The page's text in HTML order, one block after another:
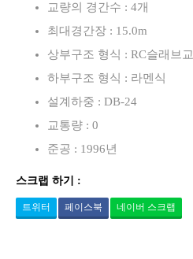
교량의 경간수 : 4개
최대경간장 : 15.0m
상부구조 형식 : RC슬래브교
하부구조 형식 : 라멘식
설계하중 : DB-24
교통량 : 0
준공 : 1996년
스크랩 하기 :
트위터 페이스북 네이버 스크랩